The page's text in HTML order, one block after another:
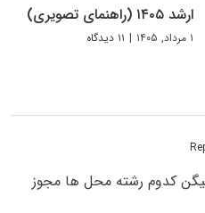
ارشد ۱۴۰۵ (راهنمای تصویری)
۱ مرداد, ۱۴۰۵ | ۱۱ دیدگاه
کدوم رشته محل ها مجوز